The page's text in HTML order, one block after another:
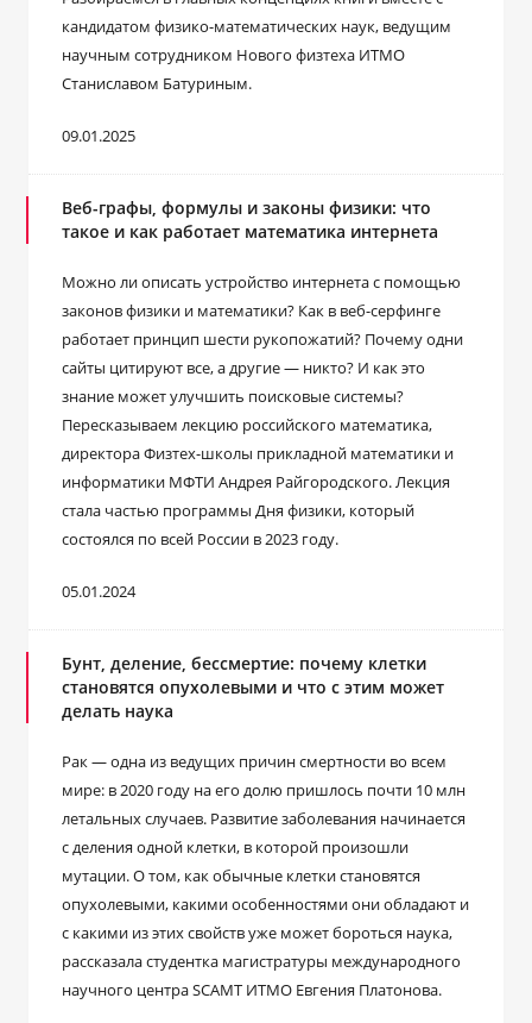
кандидатом физико-математических наук, ведущим
научным сотрудником Нового физтеха ИТМО
Станиславом Батуриным.
09.01.2025
Веб-графы, формулы и законы физики: что
такое и как работает математика интернета
Можно ли описать устройство интернета с помощью
законов физики и математики? Как в веб-серфинге
работает принцип шести рукопожатий? Почему одни
сайты цитируют все, а другие — никто? И как это
знание может улучшить поисковые системы?
Пересказываем лекцию российского математика,
директора Физтех-школы прикладной математики и
информатики МФТИ Андрея Райгородского. Лекция
стала частью программы Дня физики, который
состоялся по всей России в 2023 году.
05.01.2024
Бунт, деление, бессмертие: почему клетки
становятся опухолевыми и что с этим может
делать наука
Рак — одна из ведущих причин смертности во всем
мире: в 2020 году на его долю пришлось почти 10 млн
летальных случаев. Развитие заболевания начинается
с деления одной клетки, в которой произошли
мутации. О том, как обычные клетки становятся
опухолевыми, какими особенностями они обладают и
с какими из этих свойств уже может бороться наука,
рассказала студентка магистратуры международного
научного центра SCAMT ИТМО Евгения Платонова.